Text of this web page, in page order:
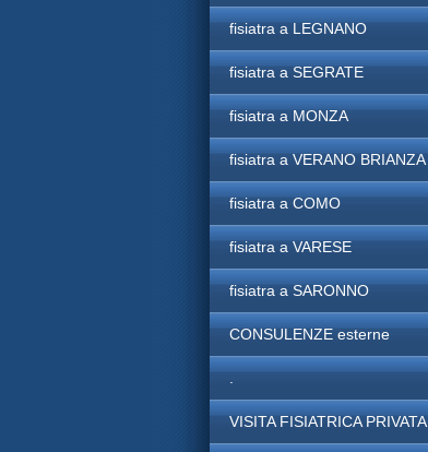
fisiatra a LEGNANO
fisiatra a SEGRATE
fisiatra a MONZA
fisiatra a VERANO BRIANZA
fisiatra a COMO
fisiatra a VARESE
fisiatra a SARONNO
CONSULENZE esterne
VISITA FISIATRICA PRIVATA